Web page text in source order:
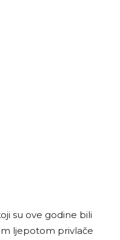
su ove godine bili
ljepotom privlače